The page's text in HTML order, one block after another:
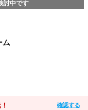
討中です
ム
確認する